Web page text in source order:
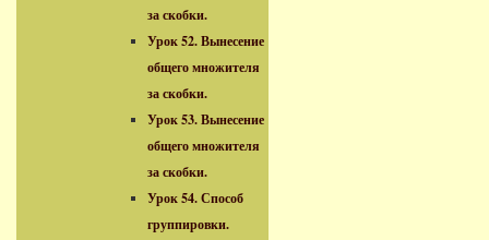
за скобки.
Урок 52. Вынесение
общего множителя
за скобки.
Урок 53. Вынесение
общего множителя
за скобки.
Урок 54. Способ
группировки.